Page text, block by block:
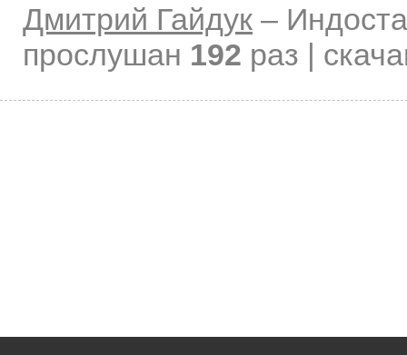
Дмитрий Гайдук –
прослушан 192 раз |